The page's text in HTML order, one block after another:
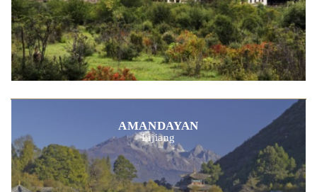
AMANDAYAN
Lijiang